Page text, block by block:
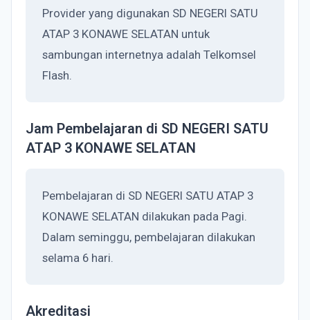
Provider yang digunakan SD NEGERI SATU
ATAP 3 KONAWE SELATAN untuk
sambungan internetnya adalah Telkomsel
Flash.
Jam Pembelajaran di SD NEGERI SATU
ATAP 3 KONAWE SELATAN
Pembelajaran di SD NEGERI SATU ATAP 3
KONAWE SELATAN dilakukan pada Pagi.
Dalam seminggu, pembelajaran dilakukan
selama 6 hari.
Akreditasi